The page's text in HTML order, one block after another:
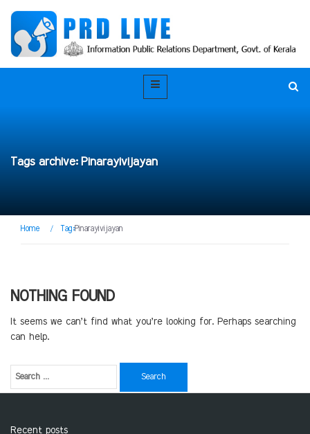
Tags archive: Pinarayivijayan
Home / Tag:Pinarayivijayan
NOTHING FOUND
It seems we can’t find what you’re looking for. Perhaps searching
can help.
Recent posts